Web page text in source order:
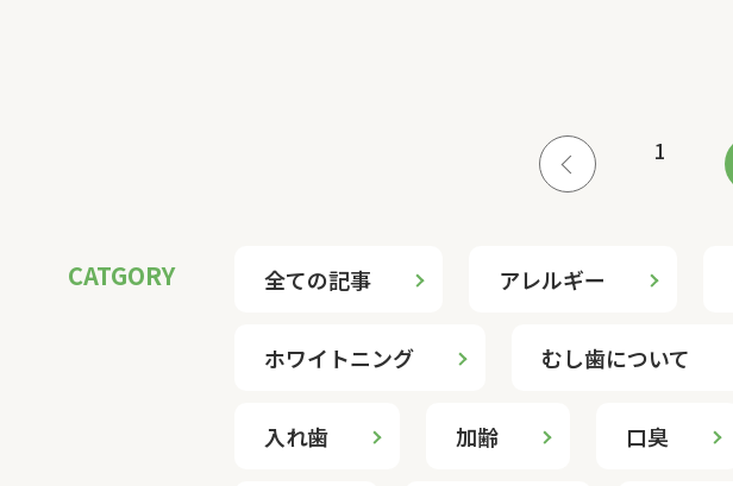
ペ
1
全ての記事 アレルギー
ホワイトニング むし歯について
入れ歯 加齢 口臭